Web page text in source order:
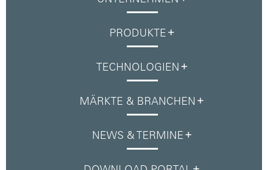
PRODUKTE
TECHNOLOGIEN
MÄRKTE & BRANCHEN
NEWS & TERMINE